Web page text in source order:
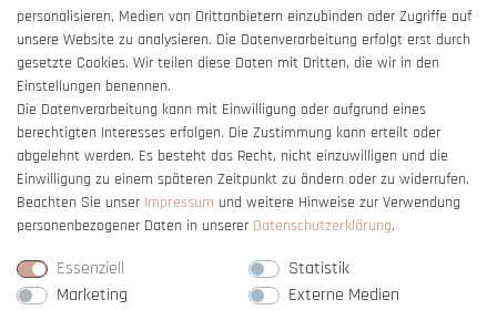
Barrierefreiheitserklärung
Vertrag widerrufen
personalisieren, Medien von Drittanbietern einzubinden oder Zugriffe auf
unsere Website zu analysieren. Die Datenverarbeitung erfolgt erst durch
gesetzte Cookies. Wir teilen diese Daten mit Dritten, die wir in den
Einstellungen benennen.
Die Datenverarbeitung kann mit Einwilligung oder aufgrund eines
berechtigten Interesses erfolgen. Die Zustimmung kann erteilt oder
abgelehnt werden. Es besteht das Recht, nicht einzuwilligen und die
Einwilligung zu einem späteren Zeitpunkt zu ändern oder zu widerrufen.
Beachten Sie unser Impressum und weitere Hinweise zur Verwendung
personenbezogener Daten in unserer Daten­schutz­erklärung.
Essenziell
Statistik
Marketing
Externe Medien